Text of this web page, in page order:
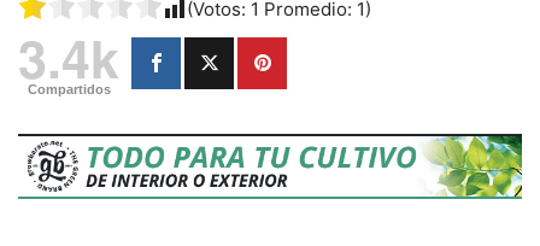
(Votos: 1 Promedio: 1)
3.4k
Compartidos